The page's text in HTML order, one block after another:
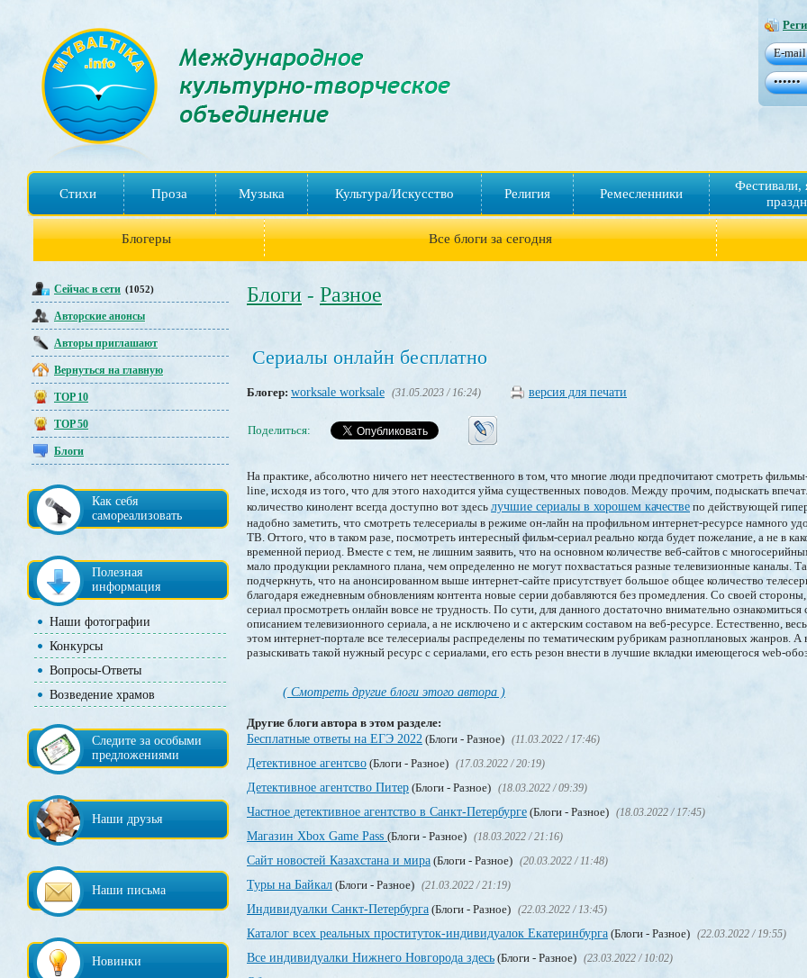
Стихи Проза Музыка Культура/Искусство Религия Ремесленники
Фестивали,
Блогеры Все блоги за сегодня
Сейчас в сети (1052)
Авторские анонсы
Авторы приглашают
Вернуться на главную
TOP 10
TOP 50
Блоги
Как себя
самореализовать
Полезная
информация
Наши фотографии
Конкурсы
Вопросы-Ответы
Возведение храмов
Следите за особыми
предложениями
Наши друзья
Наши письма
Новинки
Блоги - Разное
Сериалы онлайн бесплатно
Блогер: worksale worksale (31.05.2023 / 16:24) версия для печати
Поделиться:
На практике, абсолютно ничего нет неестественного в том, что многие люди предпочитают смотреть
line, исходя из того, что для этого находится уйма существенных поводов. Между прочим, подыскать
количество кинолент всегда доступно вот здесь лучшие сериалы в хорошем качестве по действующей
надобно заметить, что смотреть телесериалы в режиме он-лайн на профильном интернет-ресурсе намного
ТВ. Оттого, что в таком разе, посмотреть интересный фильм-сериал реально когда будет пожелание, а не в
временной период. Вместе с тем, не лишним заявить, что на основном количестве веб-сайтов с
мало продукции рекламного плана, чем определенно не могут похвастаться разные телевизионные каналы.
подчеркнуть, что на анонсированном выше интернет-сайте присутствует большое общее количество
благодаря ежедневным обновлениям контента новые серии добавляются без промедления. Со своей стороны,
сериал просмотреть онлайн вовсе не трудность. По сути, для данного достаточно внимательно
описанием телевизионного сериала, а не исключено и с актерским составом на веб-ресурсе. Естественно,
этом интернет-портале все телесериалы распределены по тематическим рубрикам разноплановых жанров. А
разыскивать такой нужный ресурс с сериалами, его есть резон внести в лучшие вкладки имеющегося web-
( Смотреть другие блоги этого автора )
Другие блоги автора в этом разделе:
Бесплатные ответы на ЕГЭ 2022 (Блоги - Разное) (11.03.2022 / 17:46)
Детективное агентсво (Блоги - Разное) (17.03.2022 / 20:19)
Детективное агентство Питер (Блоги - Разное) (18.03.2022 / 09:39)
Частное детективное агентство в Санкт-Петербурге (Блоги - Разное) (18.03.2022 / 17:45)
Магазин Xbox Game Pass (Блоги - Разное) (18.03.2022 / 21:16)
Сайт новостей Казахстана и мира (Блоги - Разное) (20.03.2022 / 11:48)
Туры на Байкал (Блоги - Разное) (21.03.2022 / 21:19)
Индивидуалки Санкт-Петербурга (Блоги - Разное) (22.03.2022 / 13:45)
Каталог всех реальных проституток-индивидуалок Екатеринбурга (Блоги - Разное) (22.03.2022 / 19:55)
Все индивидуалки Нижнего Новгорода здесь (Блоги - Разное) (23.03.2022 / 10:02)